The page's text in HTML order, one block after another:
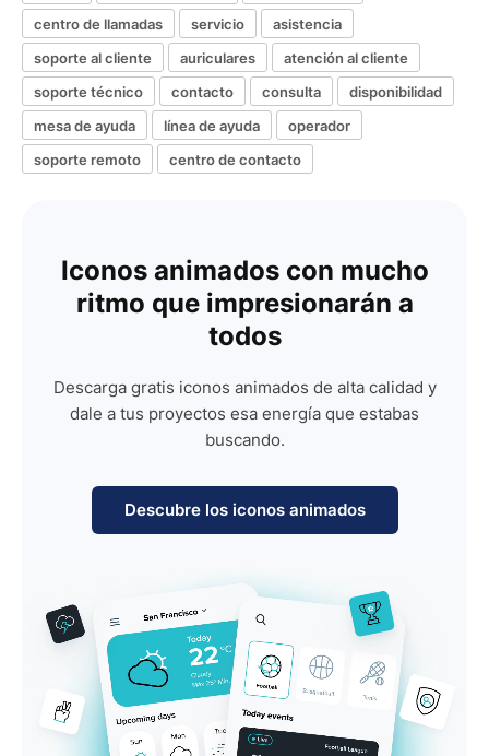
centro de llamadas
servicio
asistencia
soporte al cliente
auriculares
atención al cliente
soporte técnico
contacto consulta
disponibilidad
mesa de ayuda
línea de ayuda
operador
soporte remoto
centro de contacto
Iconos animados con mucho
ritmo que impresionarán a
todos
Descarga gratis iconos animados de alta calidad y
dale a tus proyectos esa energía que estabas
buscando.
Descubre los iconos animados